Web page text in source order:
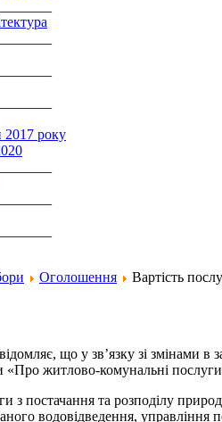
2017 року
Оголошення
Вартість
що у зв’язку зі змінами в
«Про житлово-комунальні
з постачання та розподілу
водовідведення, управління